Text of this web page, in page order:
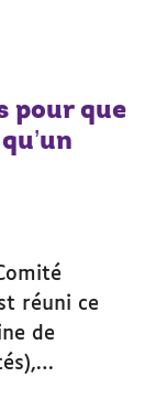
pour que
réuni ce
de